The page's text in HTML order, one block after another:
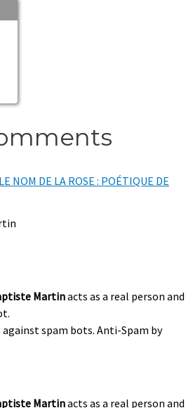
LE NOM DE LA ROSE : POÉTIQUE DE
Martinacts as a real person and
against spam bots. Anti-Spam by
Martinacts as a real person and